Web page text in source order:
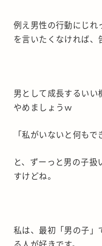
例え男性の行動にじれ
を言いたくなければ、
男として成長するいい
やめましょうｗ
「私がいないと何も
と、ずーっと男の子
すけどね。
私は、最初「男の子」